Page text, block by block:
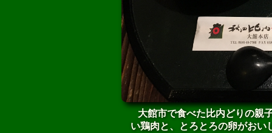
大館市で食べた比内どりの親
い鶏肉と、とろとろの卵がおい